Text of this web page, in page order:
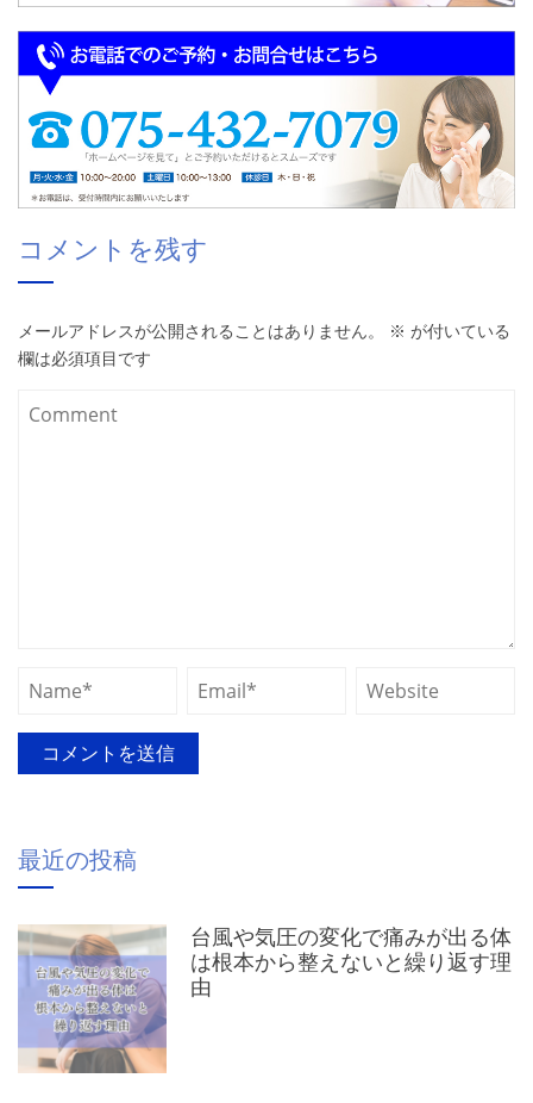
コメントを残す
メールアドレスが公開されることはありません。 ※ が付いている
欄は必須項目です
最近の投稿
台風や気圧の変化で痛みが出る体
は根本から整えないと繰り返す理
由